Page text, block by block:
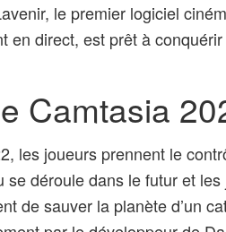
le premier logiciel
en direct, est prêt à
Camtasia
les joueurs prennent le
se déroule dans le futur et
de sauver la planète d’un